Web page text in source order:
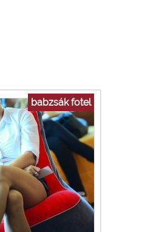
babzsák fotel